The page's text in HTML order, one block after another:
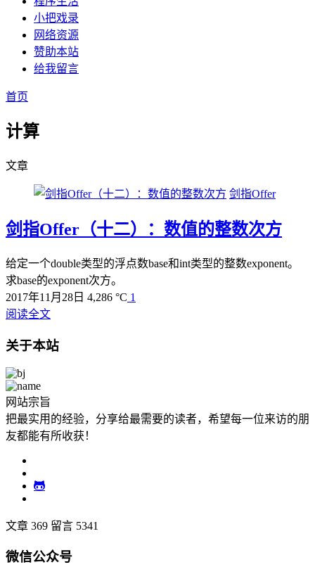
小把戏录
网络资源
赞助本站
给我留言
首页
计算
文章
剑指Offer
剑指Offer（十二）：数值的整数次方
给定一个double类型的浮点数base和int类型的整数exponent。
求base的exponent次方。
2017年11月28日 4,286 °C 1
阅读全文
关于本站
网站宗旨
把最实用的经验，分享给最需要的读者，希望每一位来访的朋
友都能有所收获！
文章 369 留言 5341
微信公众号